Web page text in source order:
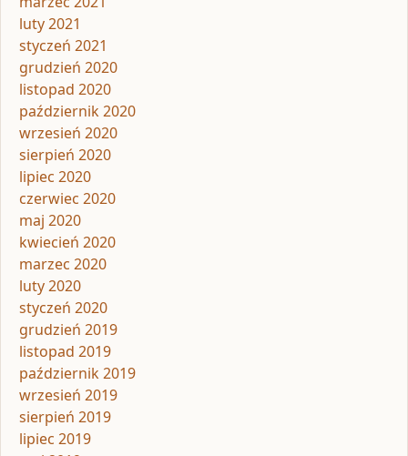
luty 2021
styczeń 2021
grudzień 2020
listopad 2020
październik 2020
wrzesień 2020
sierpień 2020
lipiec 2020
czerwiec 2020
maj 2020
kwiecień 2020
marzec 2020
luty 2020
styczeń 2020
grudzień 2019
listopad 2019
październik 2019
wrzesień 2019
sierpień 2019
lipiec 2019